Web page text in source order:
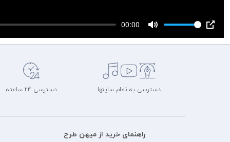
00:00
دسترسی به تمام سایتها دسترسی 24 ساعته
راهنمای خرید از میهن طرح